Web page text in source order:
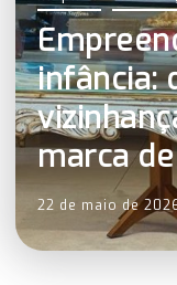
infância:
marca
22 de maio de